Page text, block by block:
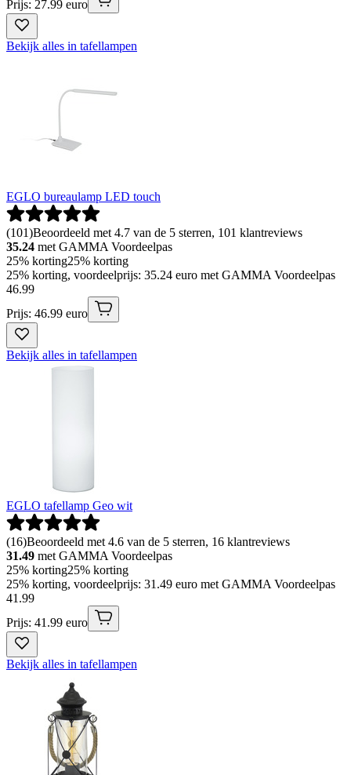
Prijs: 27.99 euro
Bekijk alles in tafellampen
EGLO bureaulamp LED touch
(101)Beoordeeld met 4.7 van de 5 sterren, 101 klantreviews
35.24 met GAMMA Voordeelpas
25% korting25% korting
25% korting, voordeelprijs: 35.24 euro met GAMMA Voordeelpas
46.99
Prijs: 46.99 euro
Bekijk alles in tafellampen
EGLO tafellamp Geo wit
(16)Beoordeeld met 4.6 van de 5 sterren, 16 klantreviews
31.49 met GAMMA Voordeelpas
25% korting25% korting
25% korting, voordeelprijs: 31.49 euro met GAMMA Voordeelpas
41 .99
Prijs: 41.99 euro
Bekijk alles in tafellampen